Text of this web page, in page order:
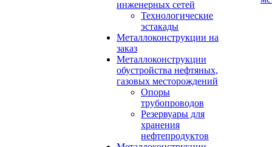
инженерных сетей
Технологические
эстакады
Металлоконструкции на
заказ
Металлоконструкции
обустройства нефтяных,
газовых месторождений
Опоры
трубопроводов
Резервуары для
хранения
нефтепродуктов